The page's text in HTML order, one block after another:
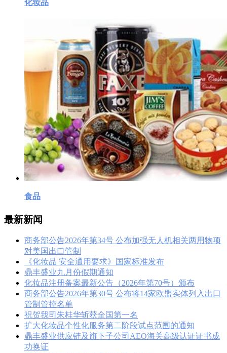
化妆品
食品
最新新闻
商务部公告2026年第34号 公布加强无人机相关两用物项
对美国出口管制
《化妆品 安全通用要求》国家标准发布
鼎丰盛业九月份假期通知
化妆品注册备案最新公告（2026年第70号）颁布
商务部公告2026年第30号 公布将14家欧盟实体列入出口
管制管控名单
祝贺我司朱桂华斩获全国第一名
扩大化妆品个性化服务第二阶段试点范围的通知
鼎丰盛业供应链及旗下子公司AEO海关高级认证证书成
功换证